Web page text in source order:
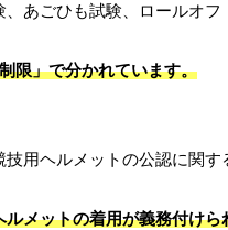
あごひも試験、ロールオ
限」で分かれています。
用ヘルメットの公認に関
メットの着用が義務付けら